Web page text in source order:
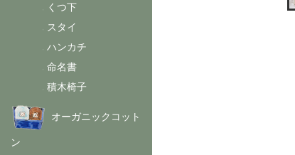
- くつ下
- スタイ
- ハンカチ
- 命名書
- 積木椅子
オーガニックコット
ン